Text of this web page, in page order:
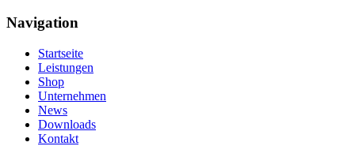
Navigation
Startseite
Leistungen
Shop
Unternehmen
News
Downloads
Kontakt